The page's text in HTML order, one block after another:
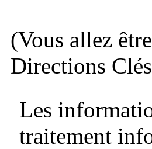
(Vous allez
Directions
Les
traitement